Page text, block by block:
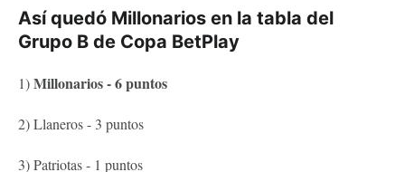
Así quedó Millonarios en la tabla del
Grupo B de Copa BetPlay
1)Millonarios - 6 puntos
2) Llaneros - 3 puntos
3) Patriotas - 1 puntos